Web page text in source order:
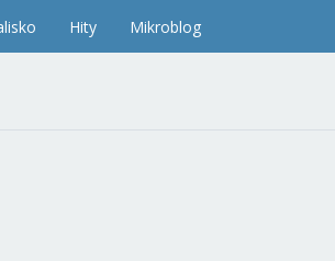
Hity Mikroblog